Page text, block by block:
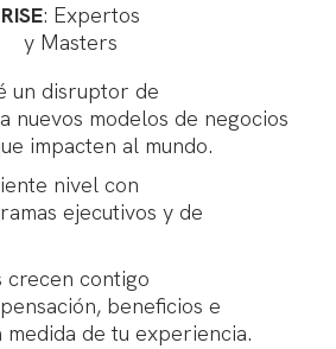
RISE: Expertos
y Masters
un disruptor de
nuevos modelos de negocios
impacten al mundo.
nivel con
ejecutivos y de
crecen contigo
beneficios e
medida de tu experiencia.